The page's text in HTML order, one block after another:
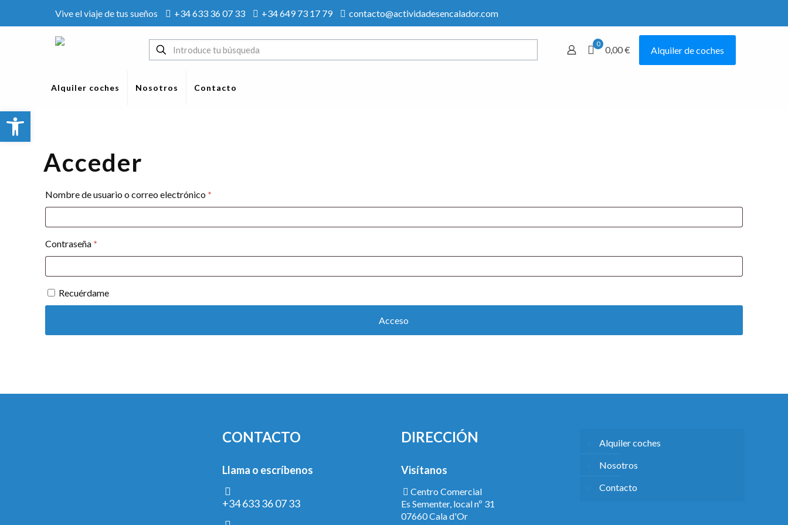
Vive el viaje de tus sueños +34 633 36 07 33 +34 649 73 17 79 contacto@actividadesencalador.com
0
0,00 € Alquiler de coches
Alquiler coches Nosotros Contacto
Acceder
Nombre de usuario o correo electrónico *
Contraseña *
Recuérdame
Acceso
CONTACTO
Llama o escríbenos
+34 633 36 07 33
DIRECCIÓN
Visítanos
Centro Comercial
Es Sementer, local nº 31
07660 Cala d'Or
Alquiler coches
Nosotros
Contacto
Abrir barra de herramientas